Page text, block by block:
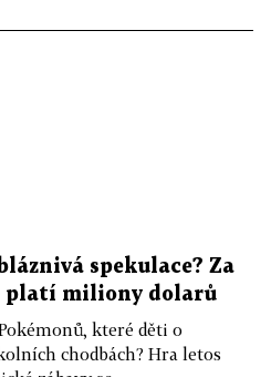
spekulace? Za
platí miliony dolarů
které děti o
chodbách? Hra letos